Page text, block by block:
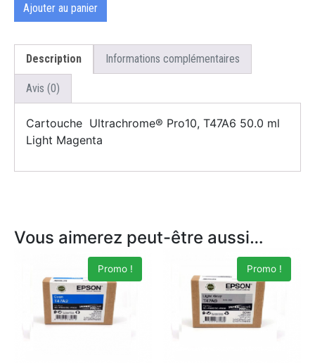
Ajouter au panier
Description Informations complémentaires
Avis (0)
Cartouche Ultrachrome® Pro10, T47A6 50.0 ml
Light Magenta
Vous aimerez peut-être aussi…
Promo ! Promo !